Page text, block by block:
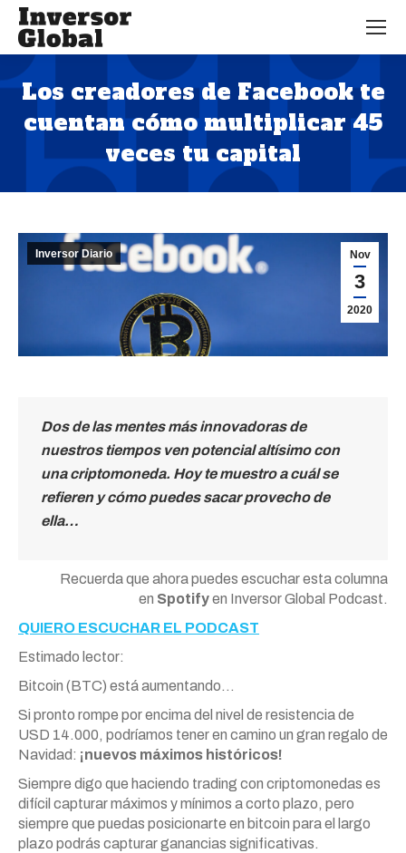
Los creadores de Facebook te
cuentan cómo multiplicar 45
veces tu capital
Estás aquí:
Nov
3
2020
Inversor Diario
Dos de las mentes más innovadoras de
nuestros tiempos ven potencial altísimo con
una criptomoneda. Hoy te muestro a cuál se
refieren y cómo puedes sacar provecho de
ella…
Recuerda que ahora puedes escuchar esta columna
en Spotifyen Inversor Global Podcast.
QUIERO ESCUCHAR EL PODCAST
Estimado lector:
Bitcoin (BTC) está aumentando…
Si pronto rompe por encima del nivel de resistencia de
USD 14.000, podríamos tener en camino un gran regalo de
Navidad: ¡nuevos máximos históricos!
Siempre digo que haciendo trading con criptomonedas es
difícil capturar máximos y mínimos a corto plazo, pero
siempre que puedas posicionarte en bitcoin para el largo
plazo podrás capturar ganancias significativas.